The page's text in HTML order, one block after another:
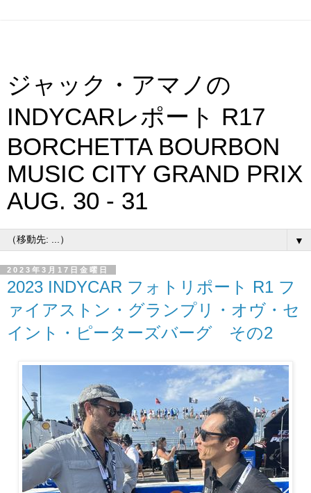
ジャック・アマノの
INDYCARレポート R17
BORCHETTA BOURBON
MUSIC CITY GRAND PRIX
AUG. 30 - 31
▼
2023年3月17日金曜日
2023 INDYCAR フォトリポート R1 フ
ァイアストン・グランプリ・オヴ・セ
イント・ピーターズバーグ その2